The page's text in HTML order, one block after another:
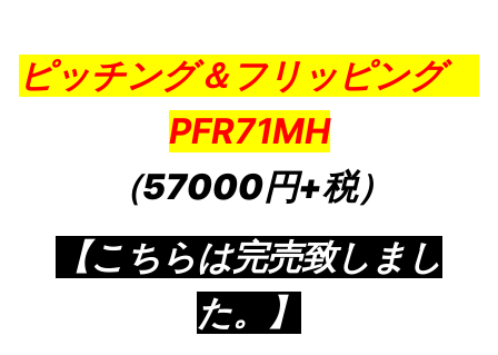
ピッチング＆フリッピング
PFR71MH
（57000円+税）
【こちらは完売致しまし
た。】